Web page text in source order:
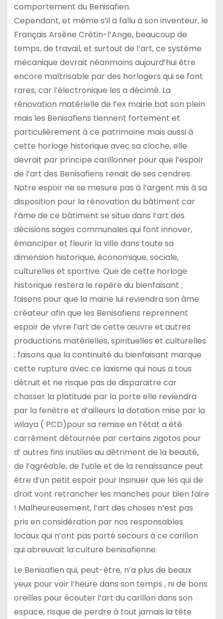
comportement du Benisafien.
Cependant, et même s’il a fallu à son inventeur, le
Français Arsène Crétin-l’Ange, beaucoup de
temps, de travail, et surtout de l’art, ce système
mécanique devrait néanmoins aujourd’hui être
encore maîtrisable par des horlogers qui se font
rares, car l’électronique les a décimé. La
rénovation matérielle de l’ex mairie bat son plein
mais les Benisafiens tiennent fortement et
particulièrement à ce patrimoine mais aussi à
cette horloge historique avec sa cloche, elle
devrait par principe carillonner pour que l’espoir
de l’art des Benisafiens renait de ses cendres.
Notre espoir ne se mesure pas à l’argent mis à sa
disposition pour la rénovation du bâtiment car
l’âme de ce bâtiment se situe dans l’art des
décisions sages communales qui font innover,
émanciper et fleurir la ville dans toute sa
dimension historique, économique, sociale,
culturelles et sportive. Que de cette horloge
historique restera le repère du bienfaisant ;
faisons pour que la mairie lui reviendra son âme
créateur afin que les Benisafiens reprennent
espoir de vivre l’art de cette œuvre et autres
productions matérielles, spirituelles et culturelles
; faisons que la continuité du bienfaisant marque
cette rupture avec ce laxisme qui nous a tous
détruit et ne risque pas de disparaitre car
chasser la platitude par la porte elle reviendra
par la fenêtre et d’ailleurs la dotation mise par la
wilaya ( PCD)pour sa remise en l’état a été
carrément détournée par certains zigotos pour
d’ autres fins inutiles au détriment de la beauté,
de l’agréable, de l’utile et de la renaissance peut
être d’un petit espoir pour insinuer que les qui de
droit vont retrancher les manches pour bien faire
! Malheureusement, l’art des choses n’est pas
pris en considération par nos responsables
locaux qui n’ont pas porté secours à ce carillon
qui abreuvait la culture benisafienne.
Le Benisafien qui, peut-être, n’a plus de beaux
yeux pour voir l’heure dans son temps , ni de bons
oreilles pour écouter l’art du carillon dans son
espace, risque de perdre à tout jamais la tête